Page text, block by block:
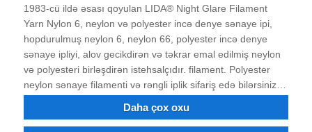
1983-cü ildə əsası qoyulan LIDA® Night Glare Filament
Yarn Nylon 6, neylon və polyester incə denye sənaye ipi,
hopdurulmuş neylon 6, neylon 66, polyester incə denye
sənaye ipliyi, alov gecikdirən və təkrar emal edilmiş neylon
və polyesteri birləşdirən istehsalçıdır. filament. Polyester
neylon sənaye filamenti və rəngli iplik sifariş edə bilərsiniz.
innovasiyalardan sonra məhsulun keyfiyyəti bir çox
Daha çox oxu